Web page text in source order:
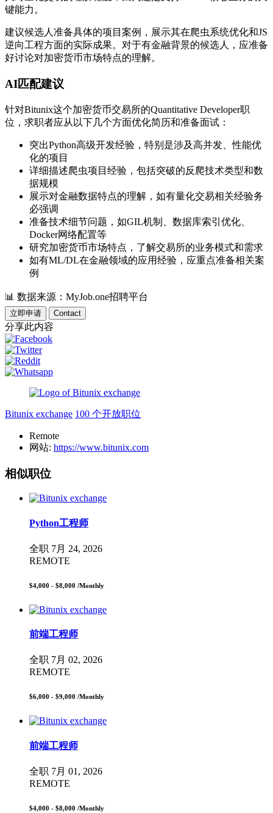
键能力。
建议候选人准备具体的项目案例，展示其在爬虫系统优化和JS
逆向工程方面的实际成果。对于有金融背景的候选人，应准备
好讨论对加密货币市场特点的理解。
AI匹配建议
针对Bitunix这个加密货币交易所的Quantitative Developer职
位，求职者应从以下几个方面优化简历和准备面试：
突出Python高级开发经验，特别是涉及高并发、性能优
化的项目
详细描述爬虫项目经验，包括突破的反爬技术类型和数
据规模
展示对金融数据特点的理解，如有量化交易相关经验务
必强调
准备技术细节问题，如GIL机制、数据库索引优化、
Docker网络配置等
研究加密货币市场特点，了解交易所的业务模式和需求
如有ML/DL在金融领域的应用经验，应重点准备相关案
例
📊 数据来源：MyJob.one招聘平台
立即申请 Contact
分享此内容
Bitunix exchange 100 个开放职位
Remote
网站: https://www.bitunix.com
相似职位
Python工程师
全职 7月 24, 2026
REMOTE
$4,000 - $8,000 /Monthly
前端工程师
全职 7月 02, 2026
REMOTE
$6,000 - $9,000 /Monthly
前端工程师
全职 7月 01, 2026
REMOTE
$4,000 - $8,000 /Monthly